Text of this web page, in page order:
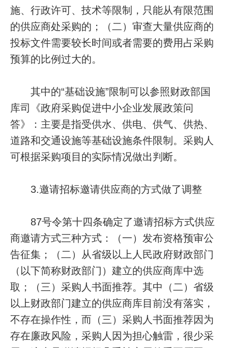
施、行政许可、技术等限制，只能从有限范围
的供应商处采购的；（二）审查大量供应商的
投标文件需要较长时间或者需要的费用占采购
预算的比例过大的。
其中的“基础设施”限制可以参照财政部国
库司《政府采购促进中小企业发展政策问
答》：主要是指受供水、供电、供气、供热、
道路和交通设施等基础设施条件限制。采购人
可根据采购项目的实际情况做出判断。
3.邀请招标邀请供应商的方式做了调整
87号令第十四条确定了邀请招标方式供应
商邀请方式三种方式：（一）发布资格预审公
告征集；（二）从省级以上人民政府财政部门
（以下简称财政部门）建立的供应商库中选
取；（三）采购人书面推荐。其中（二）省级
以上财政部门建立的供应商库目前没有落实，
不存在操作性，而（三）采购人书面推荐因为
存在廉政风险，采购人因为担心触雷，很少采